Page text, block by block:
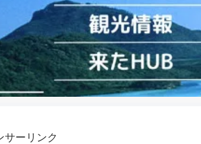
サーリンク